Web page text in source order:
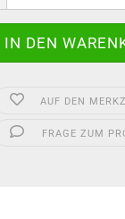
AUF DEN
FRAGE ZUM